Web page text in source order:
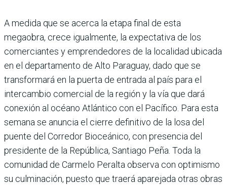
A medida que se acerca la etapa final de esta
megaobra, crece igualmente, la expec­tativa de los
comerciantes y emprendedores de la localidad ubicada
en el departamento de Alto Paraguay, dado que se
transformará en la puerta de entrada al país para el
intercambio comercial de la región y la vía que dará
cone­xión al océano Atlántico con el Pacífico. Para esta
semana se anuncia el cierre definitivo de la losa del
puente del Corre­dor Bioceánico, con presen­cia del
presidente de la Repú­blica, Santiago Peña. Toda la
comunidad de Carmelo Peralta observa con optimismo
su cul­minación, puesto que traerá aparejada otras obras